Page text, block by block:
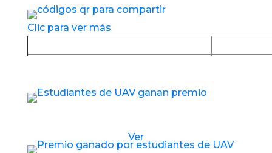
Clic para ver más
Ver